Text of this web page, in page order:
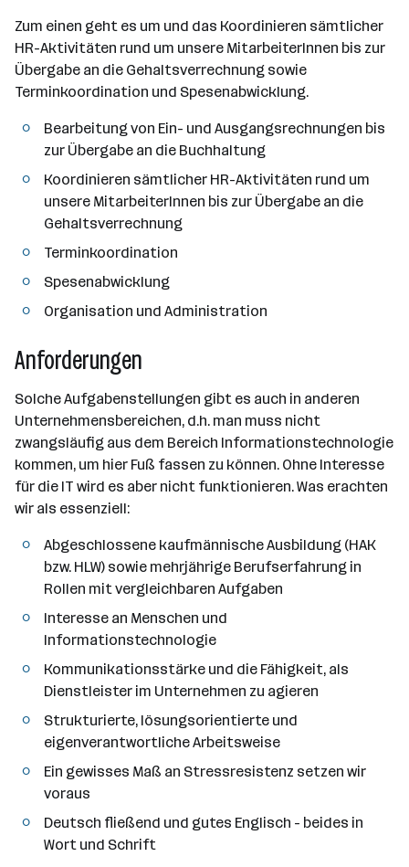
z
a
h
l
Zum einen geht es um und das Koordinieren sämtlicher
HR-Aktivitäten rund um unsere MitarbeiterInnen bis zur
Übergabe an die Gehaltsverrechnung sowie
Terminkoordination und Spesenabwicklung.
Bearbeitung von Ein- und Ausgangsrechnungen bis
zur Übergabe an die Buchhaltung
Koordinieren sämtlicher HR-Aktivitäten rund um
unsere MitarbeiterInnen bis zur Übergabe an die
Gehaltsverrechnung
Terminkoordination
Spesenabwicklung
Organisation und Administration
Anforderungen
Solche Aufgabenstellungen gibt es auch in anderen
Unternehmensbereichen, d.h. man muss nicht
zwangsläufig aus dem Bereich Informationstechnologie
kommen, um hier Fuß fassen zu können. Ohne Interesse
für die IT wird es aber nicht funktionieren. Was erachten
wir als essenziell:
Abgeschlossene kaufmännische Ausbildung (HAK
bzw. HLW) sowie mehrjährige Berufserfahrung in
Rollen mit vergleichbaren Aufgaben
Interesse an Menschen und
Informationstechnologie
Kommunikationsstärke und die Fähigkeit, als
Dienstleister im Unternehmen zu agieren
Strukturierte, lösungsorientierte und
eigenverantwortliche Arbeitsweise
Ein gewisses Maß an Stressresistenz setzen wir
voraus
Deutsch fließend und gutes Englisch - beides in
Wort und Schrift